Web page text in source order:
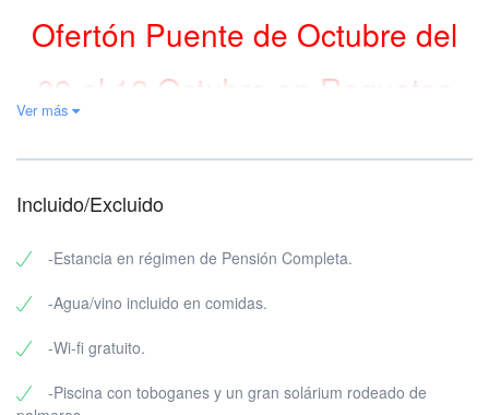
Ofertón Puente de Octubre del
09 al 12 Octubre en Roquetas
Ver más
Incluido/Excluido
-Estancia en régimen de Pensión Completa.
-Agua/vino incluido en comidas.
-Wi-fi gratuito.
-Piscina con toboganes y un gran solárium rodeado de